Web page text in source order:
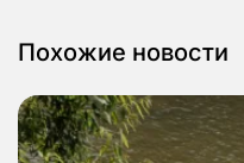
Похожие новости